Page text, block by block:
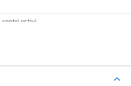
centri estivi